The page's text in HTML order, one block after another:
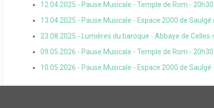
12.04.2025 - Pause Musicale - Temple de Rom - 20h30
13.04.2025 - Pause Musicale - Espace 2000 de Saulgé
23.08.2025 - Lumières du baroque - Abbaye de
09.05.2026 - Pause Musicale - Temple de Rom - 20h30
10.05.2026 - Pause Musicale - Espace 2000 de Saulgé